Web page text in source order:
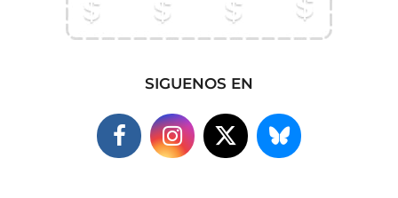
SIGUENOS EN